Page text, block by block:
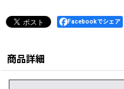
Facebookでシェア
商品詳細